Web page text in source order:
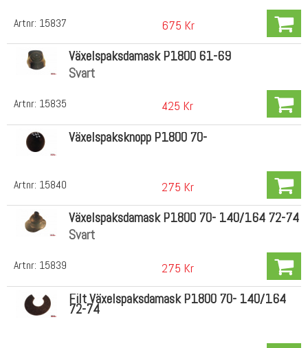
Artnr: 15837 675 Kr
Artnr: 15835
Växelspaksdamask P1800 61-69
Svart
425 Kr
Artnr: 15840
Växelspaksknopp P1800 70-
275 Kr
Artnr: 15839
Växelspaksdamask P1800 70- 140/164 72-74
Svart
275 Kr
Filt Växelspaksdamask P1800 70- 140/164
72-74